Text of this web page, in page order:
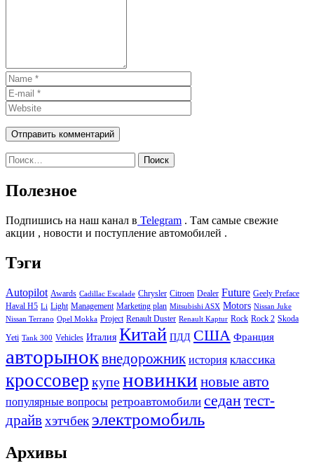
Найти:
Полезное
Подпишись на наш канал в Telegram . Там самые свежие
акции , новости и поступление автомобилей .
Тэги
Autopilot Awards Cadillac Escalade Chrysler Citroen Dealer Future Geely Preface
Haval H5 Li Light Management Marketing plan Mitsubishi ASX Motors Nissan Juke
Nissan Terrano Opel Mokka Project Renault Duster Renault Kaptur Rock Rock 2 Skoda
Yeti Tank 300 Vehicles Италия Китай ПДД США Франция
авторыноквнедорожник история классика
кроссовер купеновинки новые авто
популярные вопросы ретроавтомобили седантест-
драйвхэтчбек электромобиль
Архивы